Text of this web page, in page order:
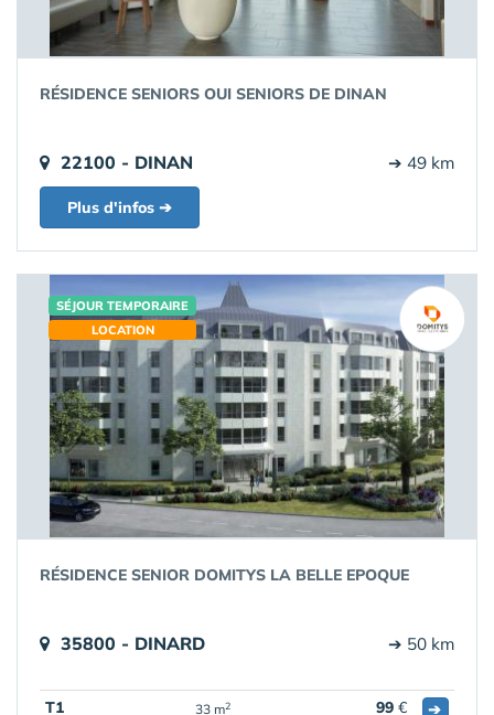
RÉSIDENCE SENIORS OUI SENIORS DE DINAN
22100 - DINAN ➔ 49 km
Plus d'infos ➔
SÉJOUR TEMPORAIRE
LOCATION
RÉSIDENCE SENIOR DOMITYS LA BELLE EPOQUE
35800 - DINARD ➔ 50 km
T1 33 m2 99 € ➔